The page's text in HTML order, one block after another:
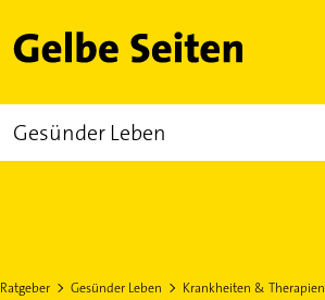
Gelbe Seiten
Gesünder Leben
Ratgeber Gesünder Leben Krankheiten & Therapien